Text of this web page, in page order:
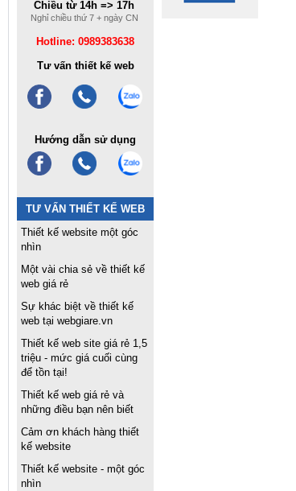
Chiều từ 14h => 17h
Nghỉ chiều thứ 7 + ngày CN
Hotline: 0989383638
Tư vấn thiết kế web
Hướng dẫn sử dụng
TƯ VẤN THIẾT KẾ WEB
Thiết kế website một góc
nhìn
Một vài chia sẻ về thiết kế
web giá rẻ
Sự khác biệt về thiết kế
web tại webgiare.vn
Thiết kế web site giá rẻ 1,5
triệu - mức giá cuối cùng
để tồn tại!
Thiết kế web giá rẻ và
những điều bạn nên biết
Cảm ơn khách hàng thiết
kế website
Thiết kế website - một góc
nhìn